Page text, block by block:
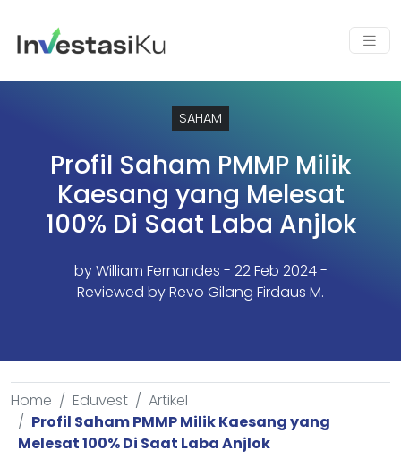
SAHAM
Profil Saham PMMP Milik
Kaesang yang Melesat
100% Di Saat Laba Anjlok
byWilliam Fernandes - 22 Feb 2024 -
Reviewed by Revo Gilang Firdaus M.
Home Eduvest
Artikel
Profil Saham PMMP Milik Kaesang yang
Melesat 100% Di Saat Laba Anjlok